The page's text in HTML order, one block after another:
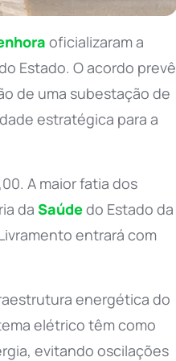
oficializaram a
Estado. O acordo prevê
de uma subestação de
estratégica para a
A maior fatia dos
da Saúdedo Estado da
entrará com
energética do
elétrico têm como
evitando oscilações